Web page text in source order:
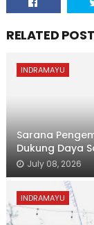
RELATED
INDRAMAYU
Sarana
Dukung Daya
July 08, 2026
INDRAMAYU